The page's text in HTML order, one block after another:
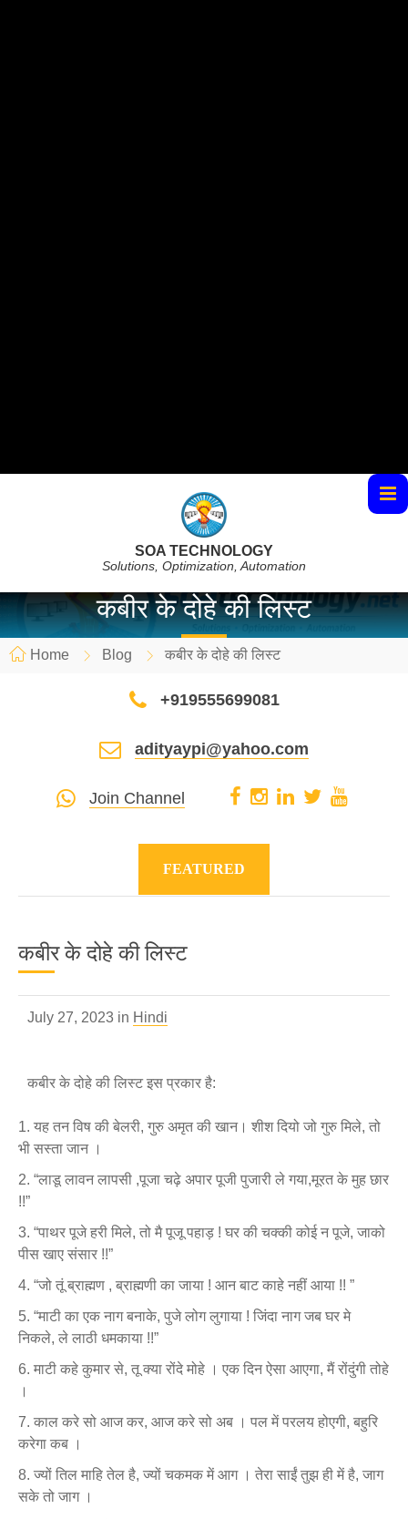
SOA TECHNOLOGY
Solutions, Optimization, Automation
कबीर के दोहे की लिस्ट
Home Blog कबीर के दोहे की लिस्ट
+919555699081
adityaypi@yahoo.com
Join Channel
FEATURED
कबीर के दोहे की लिस्ट
July 27, 2023 in Hindi
कबीर के दोहे की लिस्ट इस प्रकार है:
यह तन विष की बेलरी, गुरु अमृत की खान। शीश दियो जो गुरु मिले, तो
भी सस्ता जान ।
“लाडू लावन लापसी ,पूजा चढ़े अपार पूजी पुजारी ले गया,मूरत के मुह छार
!!”
“पाथर पूजे हरी मिले, तो मै पूजू पहाड़ ! घर की चक्की कोई न पूजे, जाको
पीस खाए संसार !!”
“जो तूं ब्राह्मण , ब्राह्मणी का जाया ! आन बाट काहे नहीं आया !! ”
“माटी का एक नाग बनाके, पुजे लोग लुगाया ! जिंदा नाग जब घर मे
निकले, ले लाठी धमकाया !!”
माटी कहे कुमार से, तू क्या रोंदे मोहे । एक दिन ऐसा आएगा, मैं रोंदुंगी तोहे
।
काल करे सो आज कर, आज करे सो अब । पल में परलय होएगी, बहुरि
करेगा कब ।
ज्यों तिल माहि तेल है, ज्यों चकमक में आग । तेरा साईं तुझ ही में है, जाग
सके तो जाग ।